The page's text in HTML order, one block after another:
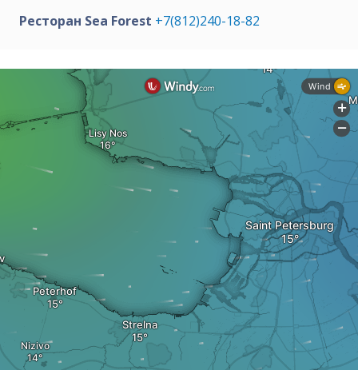
Ресторан Sea Forest +7(812)240-18-82